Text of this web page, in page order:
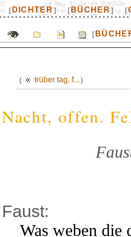
[ DICHTER] [ BÜCHER] [
[
( trüber tag. f...)
Nacht, offen.
Faust:
Was weben die